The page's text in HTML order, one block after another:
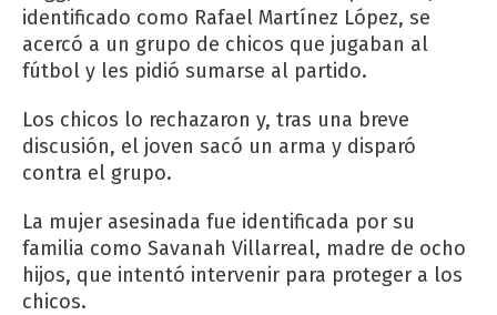
identificado como Rafael Martínez López, se
acercó a un grupo de chicos que jugaban al
fútbol y les pidió sumarse al partido.
Los chicos lo rechazaron y, tras una breve
discusión, el joven sacó un arma y disparó
contra el grupo.
La mujer asesinada fue identificada por su
familia como Savanah Villarreal, madre de ocho
hijos, que intentó intervenir para proteger a los
chicos.